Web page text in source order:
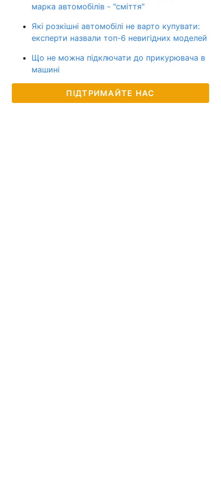
марка автомобілів - "сміття"
Які розкішні автомобілі не варто купувати:
експерти назвали топ-6 невигідних моделей
Що не можна підключати до прикурювача в
машині
ПІДТРИМАЙТЕ НАС